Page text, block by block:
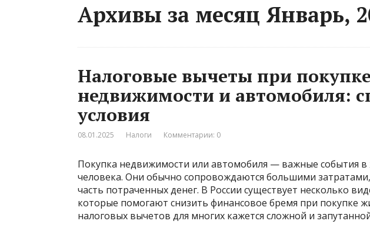
Архивы за месяц Январь,
Налоговые вычеты при покупке
недвижимости и автомобиля:
условия
08.01.2025 Налоги Комментарии: 0
Покупка недвижимости или автомобиля — важные события
человека. Они обычно сопровождаются большими
часть потраченных денег. В России существует несколько
которые помогают снизить финансовое бремя при покупке
налоговых вычетов для многих кажется сложной и